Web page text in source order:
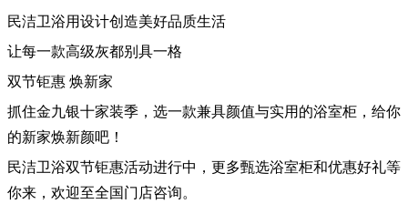
民洁卫浴用设计创造美好品质生活
让每一款高级灰都别具一格
双节钜惠 焕新家
抓住金九银十家装季，选一款兼具颜值与实用的浴室柜，给你
的新家焕新颜吧！
民洁卫浴双节钜惠活动进行中，更多甄选浴室柜和优惠好礼等
你来，欢迎至全国门店咨询。